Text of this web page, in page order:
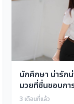
นักศึกษา น่ารัก
มวยที่ชื่นชอบกา
ของเธอนั้นเพรา
3 เดือนที่แล้ว